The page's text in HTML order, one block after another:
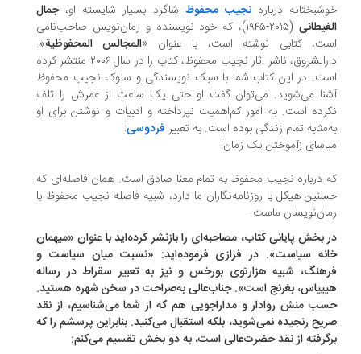
در‌باره نجیب محفوظشاگرد بسیار شایسته او،جمال
(۲۰۱۵-۱۹۴۵)، که خود نویسنده و رمان‌نویس صاحب‌نامی
کتابی نوشته است، با عنوان «المجالس المحفوظیة».
دارالشروق، ناشر آثار نجیب محفوظ، کتاب را در سال ۲۰۰۶ منتشر کرده
در این کتاب شما با سبک نویسندگی و سلوک نجیب محفوظ
می‌شوید. می‌توان گفت‌ او حتی یک ساعت از عمرش را تلف
است. به امور کم‌اهمیت نپرداخته و ادبیات و نوشتن برای او
تمام زندگی بوده است. به تعبیرفردوسی:
ز‌آموختن یک زمان!
درباره نجیب محفوظ به تمام معنا صادق است. همان فاصله‌ای که
هیکل با روزنامه‌نگاران ما دارد، شبیه فاصله نجیب محفوظ با
ماست.
بخش پایانی کتاب، مصاحبه‌ای را بازنشر کرده‌اید با عنوان «میهمان
سیاست». در فرازی فرموده‌اید: «نسبت میان سیاست و
شبیه هزارتوی بورخس و نیز به تعبیر سقراط در رساله
بغرنج است». جناب‌عالی به‌‌صراحت در سخن‌ شهره هستید.
منش روادار و مداراجویی هم که از شما می‌شناسیم، از نقد
رنجیده نمی‌شوید، بلکه استقبال می‌کنید. بنابراین پرسشم را که
از نقد حضرت‌عالی است، به دو بخش تقسیم می‌کنم: